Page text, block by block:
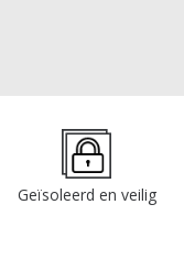
Geïsoleerd en veilig